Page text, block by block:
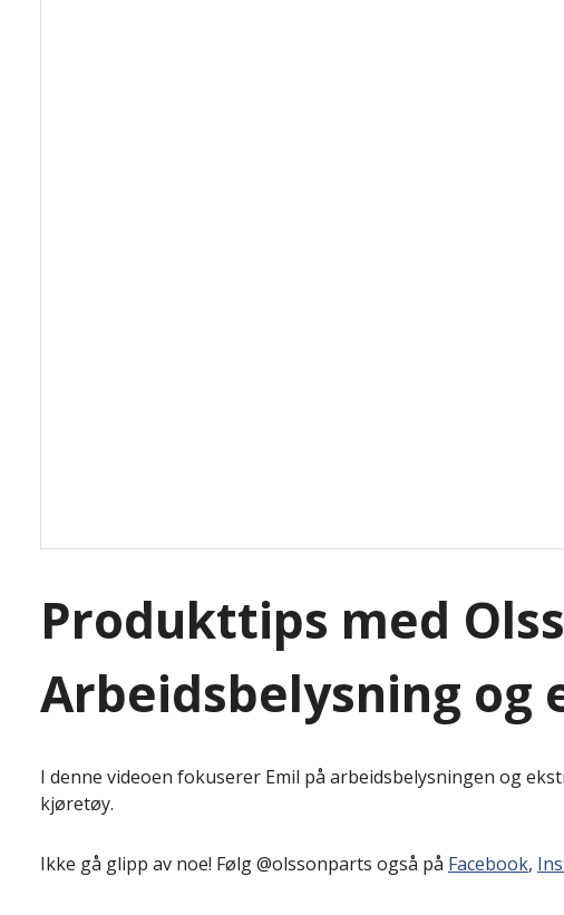
Produkttips med
Arbeidsbelysning og
I denne videoen fokuserer Emil på arbeidsbelysningen og
kjøretøy.
Ikke gå glipp av noe! Følg @olssonparts også på Facebook,